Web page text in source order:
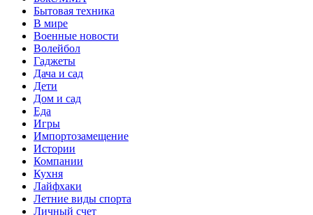
Бытовая техника
В мире
Военные новости
Волейбол
Гаджеты
Дача и сад
Дети
Дом и сад
Еда
Игры
Импортозамещение
Истории
Компании
Кухня
Лайфхаки
Летние виды спорта
Личный счет